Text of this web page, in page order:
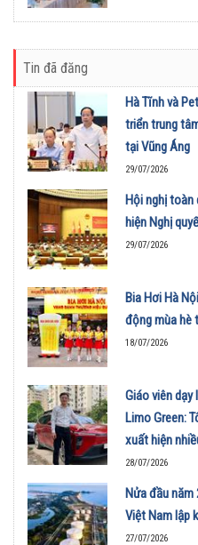
Tin đã đăng
Hà Tĩnh và
triển trung
tại Vũng Áng
29/07/2026
Hội nghị
hiện Nghị
29/07/2026
Bia Hơi Hà
động mùa hè
18/07/2026
Giáo viên dạy
Limo Green:
xuất hiện
28/07/2026
Nửa đầu năm
Việt Nam lập
27/07/2026